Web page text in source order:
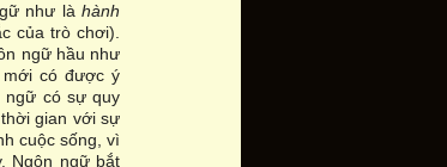
như là hành
của trò chơi).
ngữ hầu như
có được ý
ngữ có sự quy
gian với sự
cuộc sống, vì
Ngôn ngữ bắt